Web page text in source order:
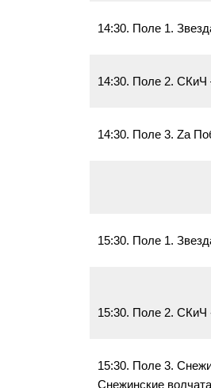
14:30. Поле 1.
14:30. Поле 2. СКиЧ
14:30. Поле 3. Zа
15:30. Поле 1.
15:30. Поле 2.
15:30. Поле 3.
Снежинские